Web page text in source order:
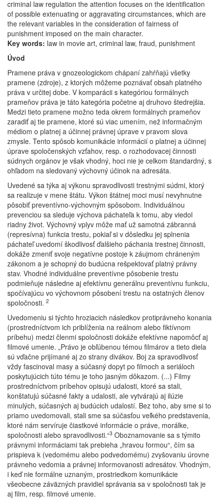
criminal law regulation the attention focuses on the identification
of possible extenuating or aggravating circumstances, which are
the relevant variables in the consideration of fairness of
punishment imposed on the main character.
Key words: law in movie art, criminal law, fraud, punishment
Úvod
Pramene práva v gnozeologickom chápaní zahŕňajú všetky
pramene (zdroje), z ktorých môžeme poznávať obsah platného
práva v určitej dobe. V komparácii s kategóriou formálnych
prameňov práva je táto kategória početne aj druhovo štedrejšia.
Medzi tieto pramene možno teda okrem formálnych prameňov
zaradiť aj tie pramene, ktoré sú viac umením, než informačným
médiom o platnej a účinnej právnej úprave v pravom slova
zmysle. Tento spôsob komunikácie informácií o platnej a účinnej
úprave spoločenských vzťahov, resp. o rozhodovacej činnosti
súdnych orgánov je však vhodný, hoci nie je celkom štandardný, s
ohľadom na sledovaný výchovný účinok na adresáta.
Uvedené sa týka aj výkonu spravodlivosti trestnými súdmi, ktorý
sa realizuje v mene štátu. Výkon štátnej moci musí nevyhnutne
pôsobiť preventívno-výchovným spôsobom. Individuálnou
prevenciou sa sleduje výchova páchateľa k tomu, aby viedol
riadny život. Výchovný vplyv môže mať už samotná zábranná
(represívna) funkcia trestu, pokiaľ si v dôsledku jej splnenia
páchateľ uvedomí škodlivosť ďalšieho páchania trestnej činnosti,
dokáže zmeniť svoje negatívne postoje k záujmom chráneným
zákonom a je schopný do budúcna rešpektovať platný právny
stav. Vhodné individuálne preventívne pôsobenie trestu
podmieňuje následne aj efektívnu generálnu preventívnu funkciu,
spočívajúcu vo výchovnom pôsobení trestu na ostatných členov
spoločnosti. 2
Uvedomeniu si týchto hroziacich následkov protiprávneho konania
(prostredníctvom ich priblíženia na reálnom alebo fiktívnom
príbehu) medzi členmi spoločnosti dokáže efektívne napomôcť aj
filmové umenie. „Právo je obľúbenou témou filmárov a tieto diela
sú vďačne prijímané aj zo strany divákov. Boj za spravodlivosť
vždy fascinoval masy a súčasný dopyt po filmoch a seriáloch
poskytujúcich túto tému je toho jasným dôkazom. (...) Filmy
prostredníctvom príbehov opisujú udalosti, ktoré sa stali,
konštatujú súčasné fakty a udalosti, ale vytvárajú aj ilúzie
minulých, súčasných aj budúcich udalostí. Bez toho, aby sme si to
priamo uvedomovali, stali sme sa súčasťou veľkého predstavenia,
ktoré nám servíruje čiastkové informácie o práve, morálke,
spoločnosti alebo spravodlivosti.“3 Oboznamovanie sa s týmito
právnymi informáciami tak prebieha „hravou formou“, čím sa
prispieva k (vedomému alebo podvedomému) zvyšovaniu úrovne
právneho vedomia a právnej informovanosti adresátov. Vhodným,
i keď nie formálne uznaným, prostriedkom komunikácie
všeobecne záväzných pravidiel správania sa v spoločnosti tak je
aj film, resp. filmové umenie.